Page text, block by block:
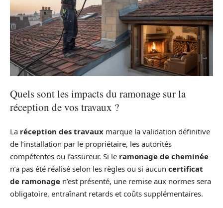
Quels sont les impacts du ramonage sur la
réception de vos travaux ?
La réception des travaux marque la validation définitive
de l’installation par le propriétaire, les autorités
compétentes ou l’assureur. Si le ramonage de cheminée
n’a pas été réalisé selon les règles ou si aucun certificat
de ramonage n’est présenté, une remise aux normes sera
obligatoire, entraînant retards et coûts supplémentaires.